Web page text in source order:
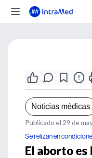
Noticias médicas
Publicado el 29 de
Se relizan en
El aborto es